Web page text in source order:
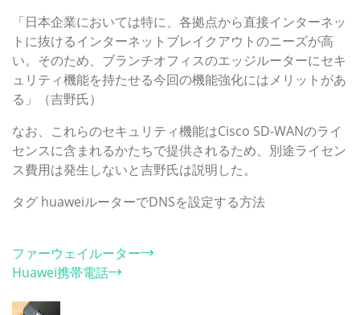
「日本企業においては特に、各拠点から直接インターネッ
トに抜けるインターネットブレイクアウトのニーズが高
い。そのため、ブランチオフィスのエッジルーターにセキ
ュリティ機能を持たせる今回の機能強化にはメリットがあ
る」（吉野氏）
なお、これらのセキュリティ機能はCisco SD-WANのライ
センスに含まれるかたちで提供されるため、別途ライセン
ス費用は発生しないと吉野氏は説明した。
タグ huaweiルーターでDNSを設定する方法
ファーウェイルーター
Huawei携帯電話